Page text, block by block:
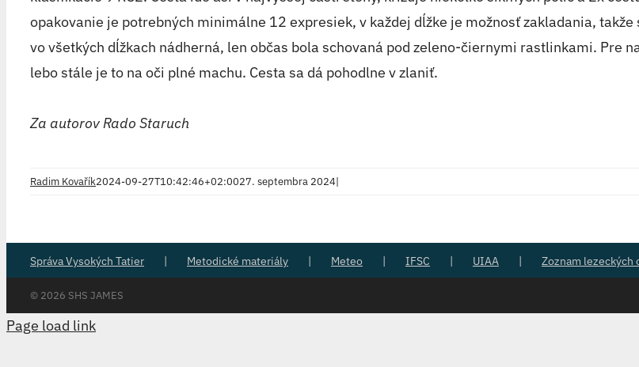
opakovanie je potrebných minimálne 12 expresiek, v každej dĺžke je možnosť zakladania,
vo všetkých dĺžkach nádherná, len občas bola schovaná pod zeleno-čiernymi rastlinkami. Pre
lebo stále je to na oči plné machu. Cesta sa dá pohodlne v zlaniť.
Za autorov Rado Staruch
Radim Kovařík2024-09-27T10:42:46+02:0027. septembra 2024|
Správa Vysokých Tatier Metodické materiály Meteo IFSC UIAA Zoznam lezeckých
© 2026 SHS JAMES
Page load link